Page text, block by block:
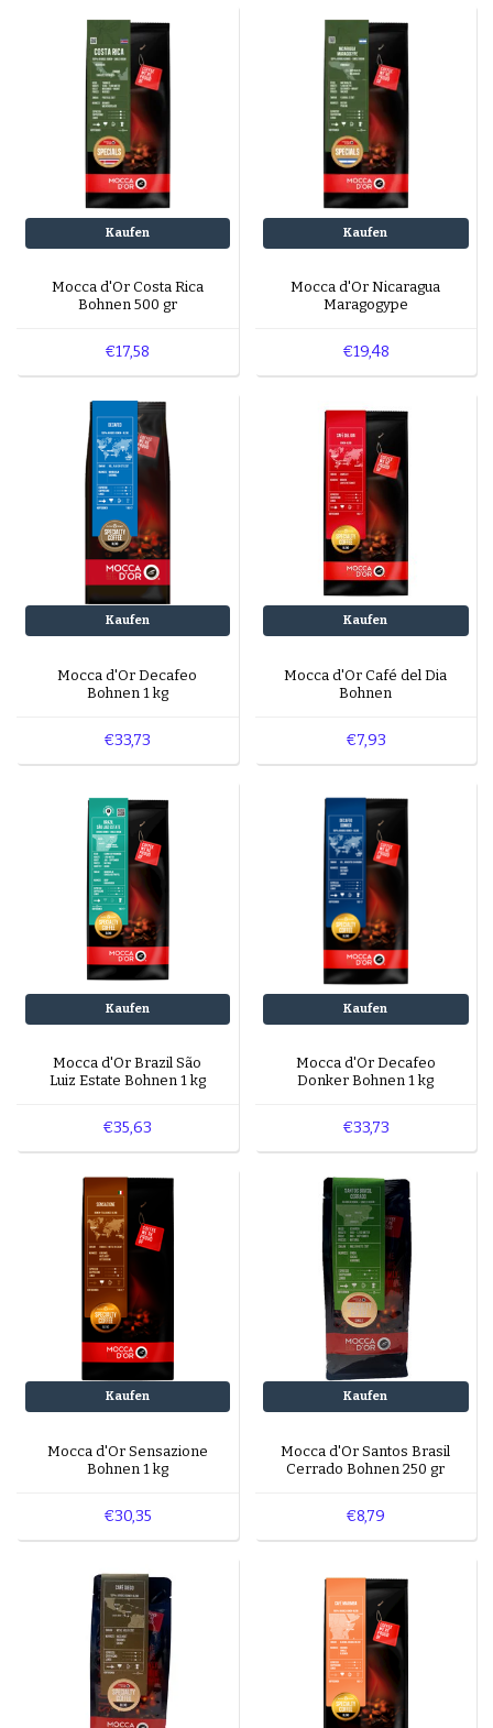
Kaufen
Mocca d'Or Costa Rica
Bohnen 500 gr
€17,58
Kaufen
Mocca d'Or Nicaragua
Maragogype
€19,48
Kaufen
Mocca d'Or Decafeo
Bohnen 1 kg
€33,73
Kaufen
Mocca d'Or Café del Dia
Bohnen
€7,93
Kaufen
Mocca d'Or Brazil São
Luiz Estate Bohnen 1 kg
€35,63
Kaufen
Mocca d'Or Decafeo
Donker Bohnen 1 kg
€33,73
Kaufen
Mocca d'Or Sensazione
Bohnen 1 kg
€30,35
Kaufen
Mocca d'Or Santos Brasil
Cerrado Bohnen 250 gr
€8,79